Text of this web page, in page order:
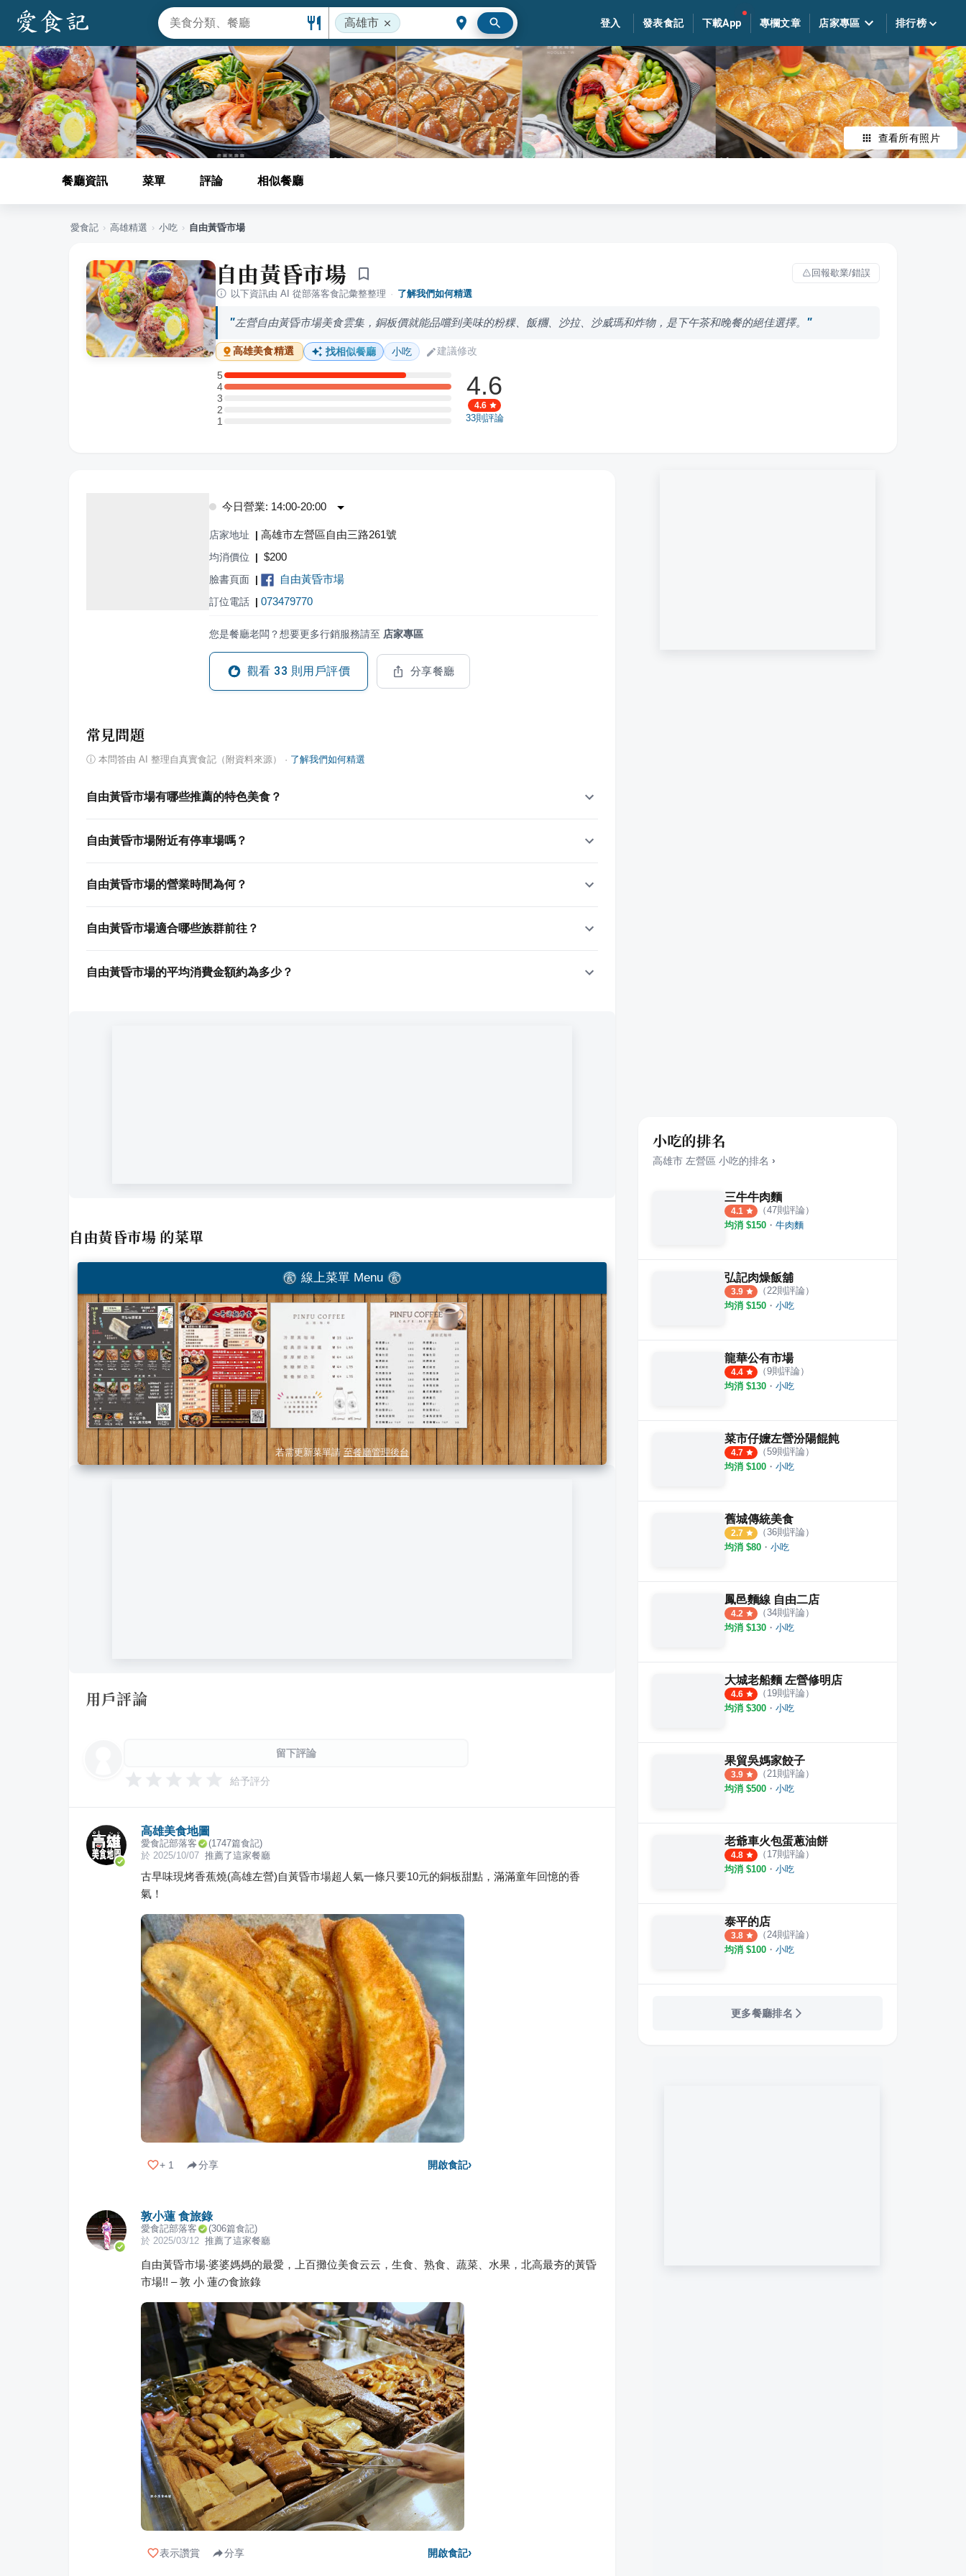
高雄市 登入 發表食記 下載App 專欄文章 店家專區 排行榜
查看所有照片
餐廳資訊 菜單 評論 相似餐廳
愛食記 › 高雄精選 › 小吃 › 自由黃昏市場
自由黃昏市場
回報歇業/錯誤
以下資訊由 AI 從部落客食記彙整整理 · 了解我們如何精選
左營自由黃昏市場美食雲集，銅板價就能品嚐到美味的粉粿、飯糰、沙拉、沙威瑪和炸物，是下午茶和晚餐的絕佳選擇。
高雄美食精選 找相似餐廳 小吃 建議修改
5
5 星：4 則評論
4
4 星：5 則評論
3
3 星：0 則評論
2
2 星：0 則評論
11 星：0 則評論
4.6
4.6
33則評論
今日營業: 14:00-20:00
店家地址 | 高雄市左營區自由三路261號
均消價位 | $200
臉書頁面 | 自由黃昏市場
訂位電話 | 073479770
您是餐廳老闆？想要更多行銷服務請至 店家專區
觀看 33 則用戶評價 分享餐廳
常見問題
ⓘ 本問答由 AI 整理自真實食記（附資料來源） · 了解我們如何精選
自由黃昏市場有哪些推薦的特色美食？
自由黃昏市場附近有停車場嗎？
自由黃昏市場的營業時間為何？
自由黃昏市場適合哪些族群前往？
自由黃昏市場的平均消費金額約為多少？
自由黃昏市場 的菜單
線上菜單 Menu
若需更新菜單請 至餐廳管理後台
用戶評論
留下評論
給予評分
高雄美食地圖
愛食記部落客 (1747篇食記)
於 2025/10/07 推薦了這家餐廳
古早味現烤香蕉燒(高雄左營)自黃昏市場超人氣一條只要10元的銅板甜點，滿滿童年回憶的香
氣！
+ 1 分享 開啟食記›
敦小蓮 食旅錄
愛食記部落客 (306篇食記)
於 2025/03/12 推薦了這家餐廳
自由黃昏市場‧婆婆媽媽的最愛，上百攤位美食云云，生食、熟食、蔬菜、水果，北高最夯的黃昏
市場!! – 敦 小 蓮の食旅錄
表示讚賞 分享 開啟食記›
小吃的排名
高雄市 左營區 小吃的排名 ›
三牛牛肉麵
4.1 （47則評論）
均消 $150 ・ 牛肉麵
弘記肉燥飯舖
3.9 （22則評論）
均消 $150 ・ 小吃
龍華公有市場
4.4 （9則評論）
均消 $130 ・ 小吃
菜市仔嬤左營汾陽餛飩
4.7 （59則評論）
均消 $100 ・ 小吃
舊城傳統美食
2.7 （36則評論）
均消 $80 ・ 小吃
鳳邑麵線 自由二店
4.2 （34則評論）
均消 $130 ・ 小吃
大城老船麵 左營修明店
4.6 （ 19則評論）
均消 $300 ・ 小吃
果貿吳媽家餃子
3.9 （21則評論）
均消 $500 ・ 小吃
老爺車火包蛋蔥油餅
4.8 （ 17則評論）
均消 $100 ・ 小吃
泰平的店
3.8 （24則評論）
均消 $100 ・ 小吃
更多餐廳排名